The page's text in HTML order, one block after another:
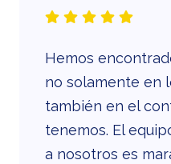
Hemos
no solamente en
también en el
tenemos. El
a nosotros es